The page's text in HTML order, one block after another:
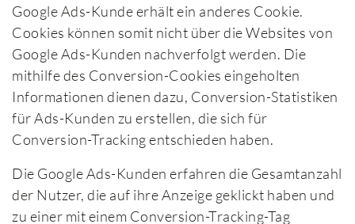
Google Ads-Kunde erhält ein anderes Cookie.
Cookies können somit nicht über die Websites von
Google Ads-Kunden nachverfolgt werden. Die
mithilfe des Conversion-Cookies eingeholten
Informationen dienen dazu, Conversion-Statistiken
für Ads-Kunden zu erstellen, die sich für
Conversion-Tracking entschieden haben.
Die Google Ads-Kunden erfahren die Gesamtanzahl
der Nutzer, die auf ihre Anzeige geklickt haben und
zu einer mit einem Conversion-Tracking-Tag